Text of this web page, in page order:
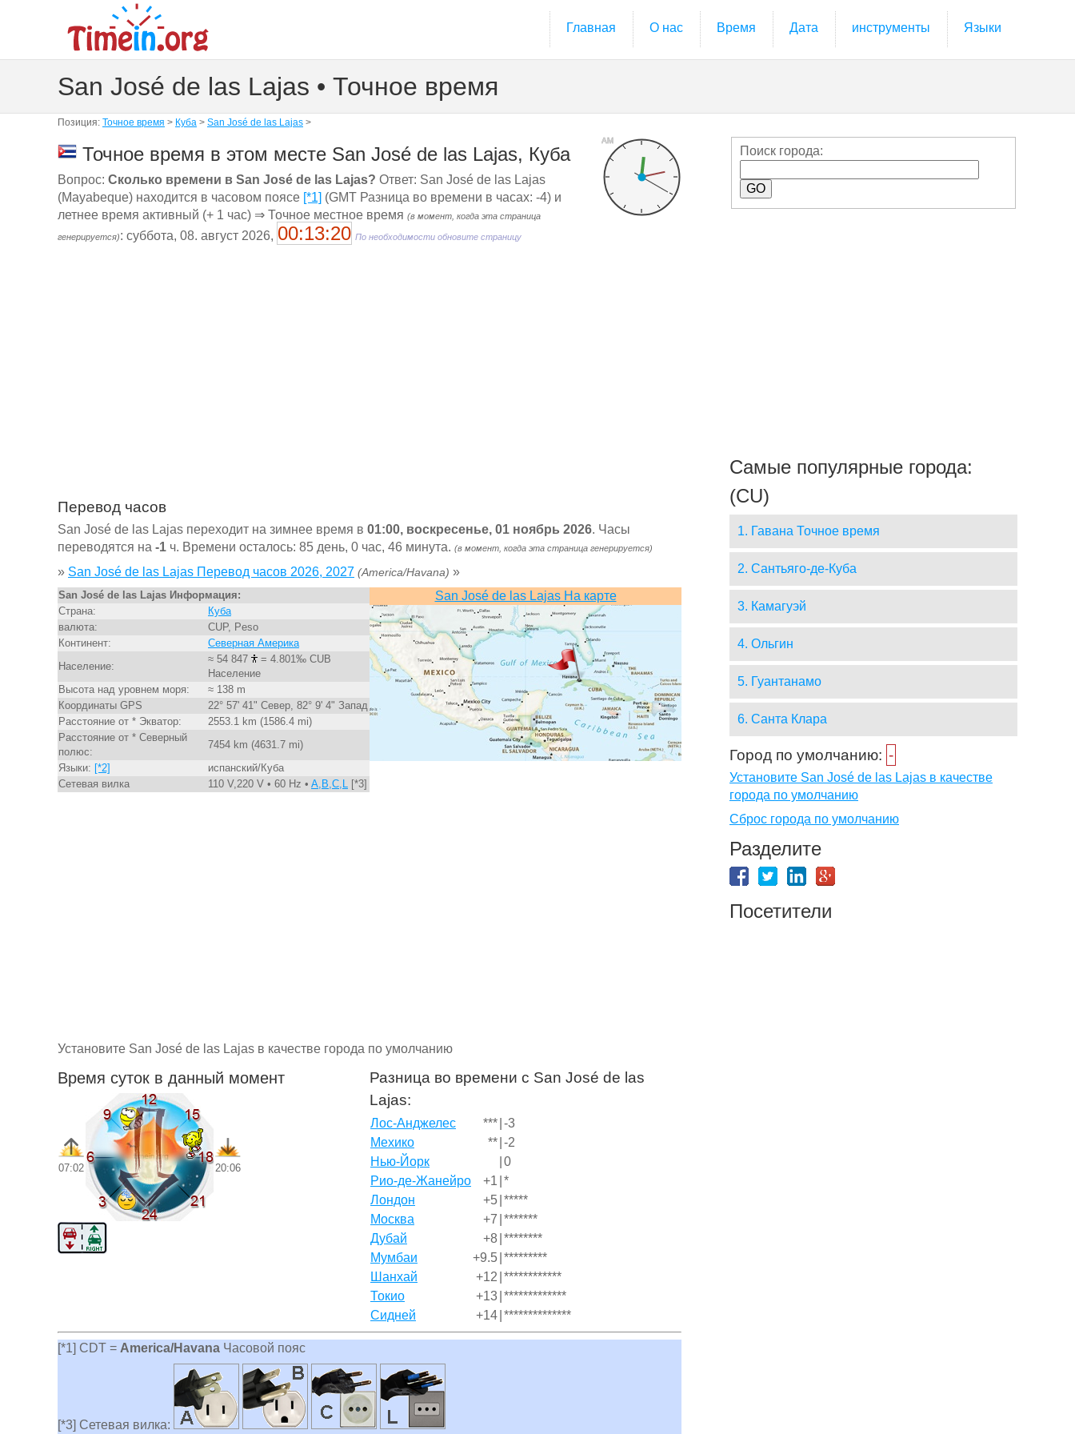
Главная О нас Время Дата инструменты Языки
San José de las Lajas • Точное время
Позиция: Точное время > Куба > San José de las Lajas >
AM
Точное время в этом месте San José de las Lajas, Куба
Вопрос: Сколько времени в San José de las Lajas? Ответ: San José de las Lajas
(Mayabeque) находится в часовом поясе [*1] (GMT Разница во времени в часах: -4) и
летнее время активный (+ 1 час) ⇒ Точное местное время (в момент, когда эта страница
генерируется): суббота, 08. август 2026, 00:13:21 По необходимости обновите страницу
Перевод часов
San José de las Lajas переходит на зимнее время в 01:00, воскресенье, 01 ноябрь 2026. Часы
переводятся на -1 ч. Времени осталось: 85 день, 0 час, 46 минута. (в момент, когда эта страница генерируется)
» San José de las Lajas Перевод часов 2026, 2027 (America/Havana) »
San José de las Lajas Информация:
Страна:
Куба
валюта:
CUP, Peso
Континент:
Северная Америка
Население:
≈ 54 847
= 4.801‰ CUB
Население
Высота над уровнем моря:
≈ 138 m
Координаты GPS
22° 57' 41" Север, 82° 9' 4" Запад
Расстояние от * Экватор:
2553.1 km (1586.4 mi)
Расстояние от * Северный
полюс:
7454 km (4631.7 mi)
Языки: [*2]
испанский/Куба
Сетевая вилка
110 V,220 V • 60 Hz • A,B,C,L [*3]
San José de las Lajas На карте
Установите San José de las Lajas в качестве города по умолчанию
Время суток в данный момент
07:02 20:06
Разница во времени с San José de las
Lajas:
Лос-Анджелес *** -3
Мехико
** -2
Нью-Йорк
0
Рио-де-Жанейро
+1 *
Лондон
+5 *****
Москва
+7 *******
Дубай
+8 ********
Мумбаи
+9.5 *********
Шанхай
+12 ************
Токио
+13 *************
Сидней
+14 **************
[*1] CDT = America/Havana Часовой пояс
[*3] Сетевая вилка:
Поиск города:
Самые популярные города:
(CU)
1. Гавана Точное время
2. Сантьяго-де-Куба
3. Камагуэй
4. Ольгин
5. Гуантанамо
6. Санта Клара
Город по умолчанию: -
Установите San José de las Lajas в качестве
города по умолчанию
Сброс города по умолчанию
Разделите
Посетители